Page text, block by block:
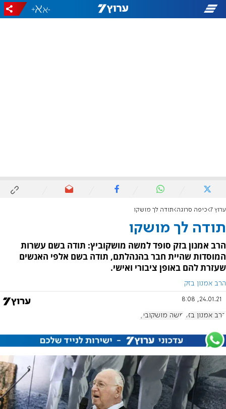
-
+
ערוץ 7 כיפה סרוגה תודה לך מושקו
תודה לך מושקו
הרב אמנון בזק סופד למשה מושקוביץ: תודה בשם עשרות
המוסדות שהיית חבר בהנהלתם, תודה בשם אלפי האנשים
שעזרת להם באופן ציבורי ואישי.
הרב אמנון בזק
24.01.21, 8:08
הרב אמנון בזק משה מושקוביץ